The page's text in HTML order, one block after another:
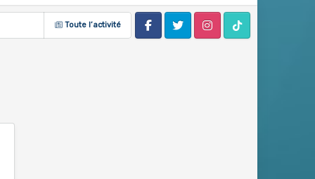
Toute l’activité
FacebookTwitter InstagramTik Tok